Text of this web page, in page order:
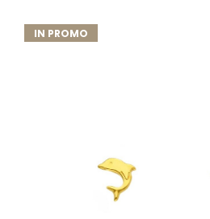
IN PROMO